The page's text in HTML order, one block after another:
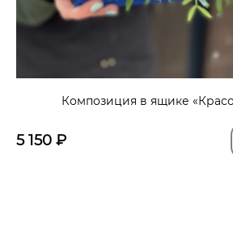
Композиция в ящике
5 150 ₽